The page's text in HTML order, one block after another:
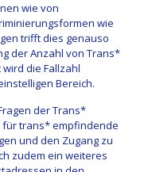
wie von
wie
trifft dies genauso
der Anzahl von Trans*
die Fallzahl
Bereich.
der Trans*
für trans* empfindende
und den Zugang zu
zudem ein weiteres